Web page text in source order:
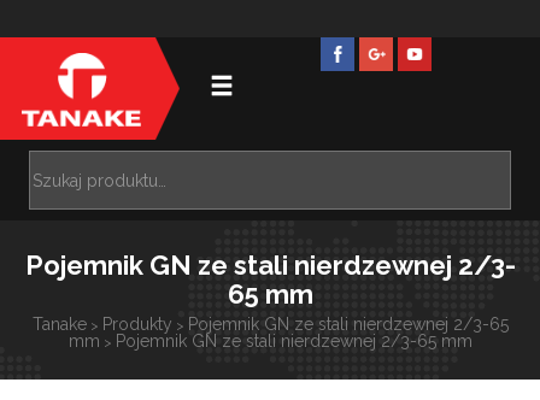
Pojemnik GN ze stali nierdzewnej 2/3-
65 mm
Tanake> Produkty > Pojemnik GN ze stali nierdzewnej 2/3-65
mm > Pojemnik GN ze stali nierdzewnej 2/3-65 mm